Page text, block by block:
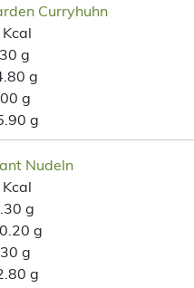
Curryhuhn
g
g
g
g
Nudeln
g
g
g
g